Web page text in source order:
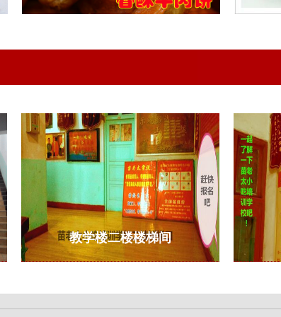
教学楼二楼楼梯间